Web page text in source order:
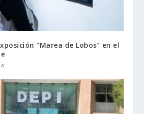
“Marea de Lobos” en el